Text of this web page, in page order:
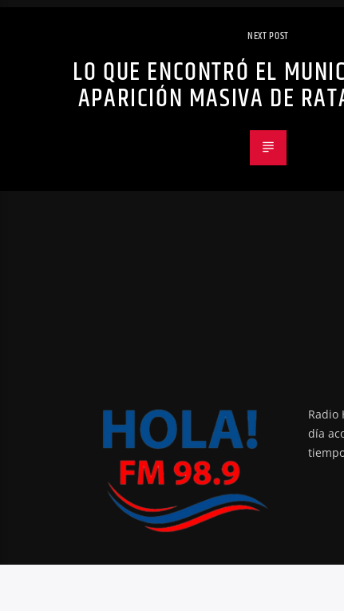
NEXT POST
LO QUE ENCONTRÓ EL
APARICIÓN MASIVA DE
Radio
día